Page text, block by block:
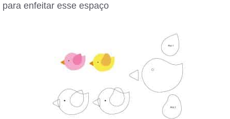
para enfeitar esse espaço